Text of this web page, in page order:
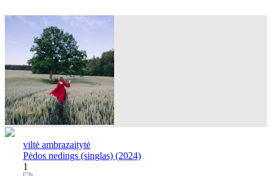
viltė ambrazaitytė
Pėdos nedings (singlas) (2024)
1